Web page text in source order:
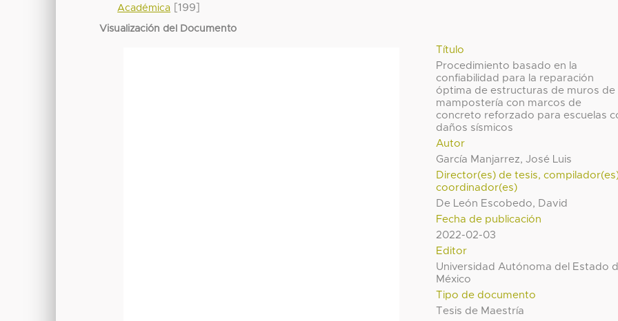
Académica [199]
Visualización del Documento
Título
Procedimiento basado en la
confiabilidad para la reparación
óptima de estructuras de muros de
mampostería con marcos de
concreto reforzado para escuelas
daños sísmicos
Autor
García Manjarrez, José Luis
Director(es) de tesis,
coordinador(es)
De León Escobedo, David
Fecha de publicación
2022-02-03
Editor
Universidad Autónoma del Estado
México
Tipo de documento
Tesis de Maestría